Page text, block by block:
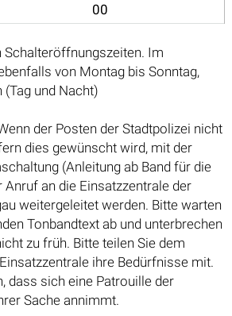
00
Schalteröffnungszeiten. Im
von Montag bis Sonntag,
(Tag und Nacht)
der Posten der Stadtpolizei nicht
dies gewünscht wird, mit der
(Anleitung ab Band für die
an die Einsatzzentrale der
weitergeleitet werden. Bitte warten
Tonbandtext ab und unterbrechen
zu früh. Bitte teilen Sie dem
ihre Bedürfnisse mit.
dass sich eine Patrouille der
Sache annimmt.